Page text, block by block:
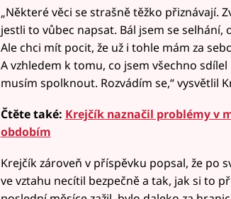
„Některé věci se strašně těžko přiznávají.
jestli to vůbec napsat. Bál jsem se
Ale chci mít pocit, že už i tohle mám za
A vzhledem k tomu, co jsem všechno
musím spolknout. Rozvádím se,“ vysvětlil
Čtěte také: Krejčík naznačil problémy v
obdobím
Krejčík zároveň v příspěvku popsal, že po
ve vztahu necítil bezpečně a tak, jak si to